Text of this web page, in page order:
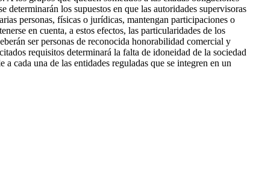
los supuestos en que las autoridades supervisoras
personas, físicas o jurídicas, mantengan participaciones o
en cuenta, a estos efectos, las particularidades de los
ser personas de reconocida honorabilidad comercial y
requisitos determinará la falta de idoneidad de la sociedad
cada una de las entidades reguladas que se integren en un